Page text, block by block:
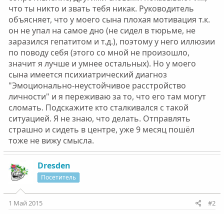
что ты никто и звать тебя никак. Руководитель
объясняет, что у моего сына плохая мотивация т.к.
он не упал на самое дно (не сидел в тюрьме, не
заразился гепатитом и т.д.), поэтому у него иллюзии
по поводу себя (этого со мной не произошло,
значит я лучше и умнее остальных). Но у моего
сына имеется психиатрический диагноз
"Эмоционально-неустойчивое расстройство
личности" и я переживаю за то, что его там могут
сломать. Подскажите кто сталкивался с такой
ситуацией. Я не знаю, что делать. Отправлять
страшно и сидеть в центре, уже 9 месяц пошёл
тоже не вижу смысла.
Dresden
Посетитель
1 Май 2015 #2